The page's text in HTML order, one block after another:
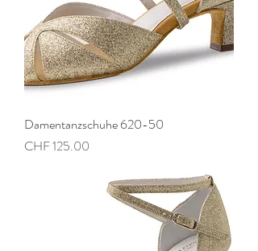
Damentanzschuhe 620-50
Preis
CHF 125.00